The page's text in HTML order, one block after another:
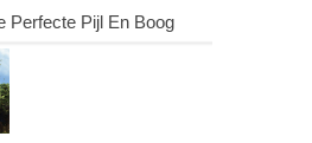
Perfecte Pijl En Boog